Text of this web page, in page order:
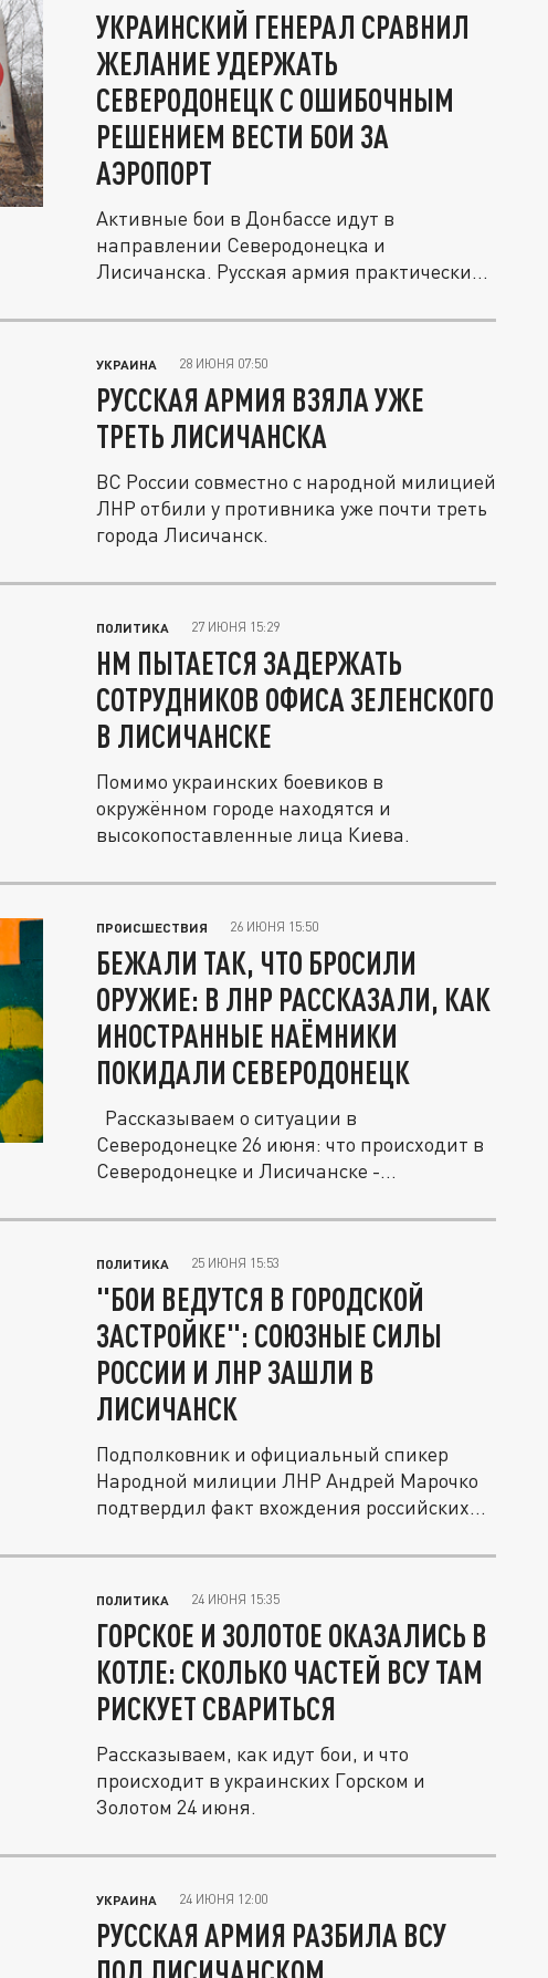
УКРАИНСКИЙ ГЕНЕРАЛ СРАВНИЛ
ЖЕЛАНИЕ УДЕРЖАТЬ
СЕВЕРОДОНЕЦК С ОШИБОЧНЫМ
РЕШЕНИЕМ ВЕСТИ БОИ ЗА
АЭРОПОРТ
Активные бои в Донбассе идут в
направлении Северодонецка и
Лисичанска. Русская армия практически
УКРАИНА 28 ИЮНЯ 07:50
РУССКАЯ АРМИЯ ВЗЯЛА УЖЕ
ТРЕТЬ ЛИСИЧАНСКА
ВС России совместно с народной милицией
ЛНР отбили у противника уже почти треть
города Лисичанск.
ПОЛИТИКА 27 ИЮНЯ 15:29
НМ ПЫТАЕТСЯ ЗАДЕРЖАТЬ
СОТРУДНИКОВ ОФИСА ЗЕЛЕНСКОГО
В ЛИСИЧАНСКЕ
Помимо украинских боевиков в
окружённом городе находятся и
высокопоставленные лица Киева.
ПРОИСШЕСТВИЯ 26 ИЮНЯ 15:50
БЕЖАЛИ ТАК, ЧТО БРОСИЛИ
ОРУЖИЕ: В ЛНР РАССКАЗАЛИ, КАК
ИНОСТРАННЫЕ НАЁМНИКИ
ПОКИДАЛИ СЕВЕРОДОНЕЦК
Северодонецке 26 июня: что происходит в
Северодонецке и Лисичанске -
ПОЛИТИКА 25 ИЮНЯ 15:53
"БОИ ВЕДУТСЯ В ГОРОДСКОЙ
ЗАСТРОЙКЕ": СОЮЗНЫЕ СИЛЫ
РОССИИ И ЛНР ЗАШЛИ В
ЛИСИЧАНСК
Подполковник и официальный спикер
Народной милиции ЛНР Андрей Марочко
подтвердил факт вхождения российских...
ПОЛИТИКА 24 ИЮНЯ 15:35
ГОРСКОЕ И ЗОЛОТОЕ ОКАЗАЛИСЬ В
КОТЛЕ: СКОЛЬКО ЧАСТЕЙ ВСУ ТАМ
РИСКУЕТ СВАРИТЬСЯ
Рассказываем, как идут бои, и что
происходит в украинских Горском и
Золотом 24 июня.
УКРАИНА 24 ИЮНЯ 12:00
РУССКАЯ АРМИЯ РАЗБИЛА ВСУ